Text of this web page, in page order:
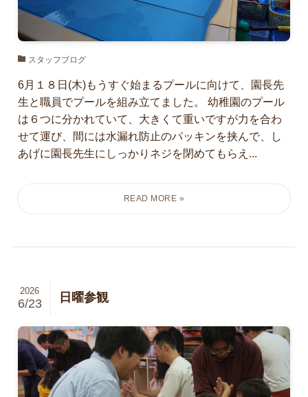
スタッフブログ
6月１８日(木)もうすぐ始まるプールに向けて、園長先
生と職員でプールを組み立てました。 幼稚園のプール
は６つに分かれていて、大きくて重いですが力を合わ
せて運び、間には水漏れ防止のパッキンを挟んで、し
あげに園長先生にしっかりネジを閉めてもらえ...
日曜参観
2026
6/23